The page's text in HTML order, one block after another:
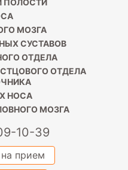
МОЗГА
СУСТАВОВ
ОТДЕЛА
ОТДЕЛА
НОСА
МОЗГА
10-39
прием